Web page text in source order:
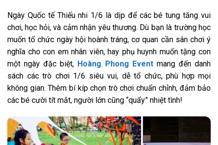
Ngày Quốc tế Thiếu nhi 1/6 là dịp để các bé tung tăng vui
chơi, học hỏi, và cảm nhận yêu thương. Dù bạn là trường học
muốn tổ chức ngày hội hoành tráng, cơ quan cần sân chơi ý
nghĩa cho con em nhân viên, hay phụ huynh muốn tặng con
một ngày đặc biệt, Hoàng Phong Eventmang đến danh
sách các trò chơi 1/6 siêu vui, dễ tổ chức, phù hợp mọi
không gian. Thêm bí kíp chọn trò chơi chuẩn chỉnh, đảm bảo
các bé cười tít mắt, người lớn cũng “quẩy” nhiệt tình!